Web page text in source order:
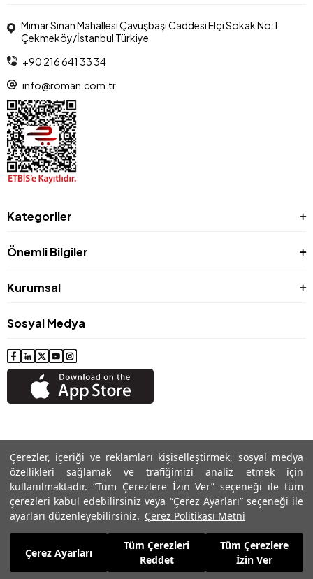
Çerezler, içeriği ve reklamları kişiselleştirmek, sosyal medya
özellikleri sağlamak ve trafiğimizi analiz etmek için
kullanılmaktadır. “Tüm Çerezlere İzin Ver” seçeneği ile tüm
çerezleri kabul edebilirsiniz veya “Çerez Ayarları” seçeneği ile
ayarları düzenleyebilirsiniz. Çerez Politikası Metni
Çerez Ayarları
Tüm Çerezleri
Reddet
Tüm Çerezlere
İzin Ver
Mimar Sinan Mahallesi Çavuşbaşı Caddesi Elçi Sokak No:1
Çekmeköy/İstanbul Türkiye
+90 216 641 33 34
info@roman.com.tr
Kategoriler
Önemli Bilgiler
Kurumsal
Sosyal Medya
© 2024 Roman® Tüm Hakları Saklıdır, İzinsiz kullanılamaz